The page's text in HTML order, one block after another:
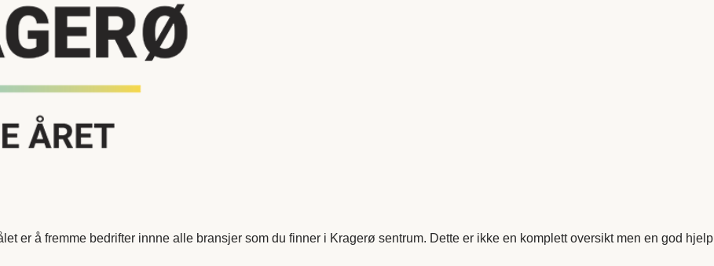
er å fremme bedrifter innne alle bransjer som du finner i Kragerø sentrum. Dette er ikke en komplett oversikt men en god hjelp